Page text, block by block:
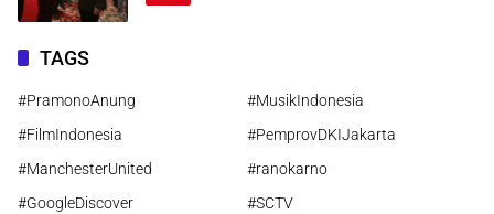
TAGS
#PramonoAnung
#MusikIndonesia
#FilmIndonesia
#PemprovDKIJakarta
#ManchesterUnited
#ranokarno
#GoogleDiscover
#SCTV